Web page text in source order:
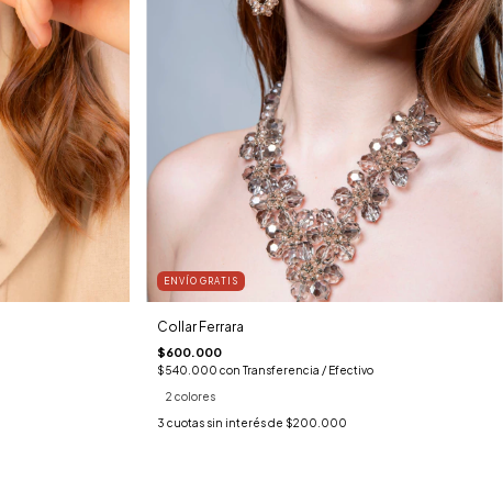
ENVÍO GRATIS
Collar Ferrara
$600.000
$540.000con Transferencia / Efectivo
2 colores
3 cuotas sin interés de $200.000